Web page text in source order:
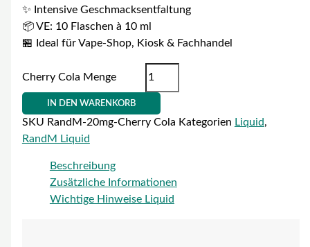
✨ Intensive Geschmacksentfaltung
📦 VE: 10 Flaschen à 10 ml
🏪 Ideal für Vape-Shop, Kiosk & Fachhandel
Cherry Cola Menge
IN DEN WARENKORB
SKU RandM-20mg-Cherry Cola Kategorien Liquid ,
RandM Liquid
Beschreibung
Zusätzliche Informationen
Wichtige Hinweise Liquid